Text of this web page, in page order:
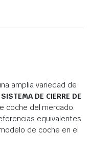
amplia variedad de
DE CIERRE DE
coche del mercado.
equivalentes
de coche en el